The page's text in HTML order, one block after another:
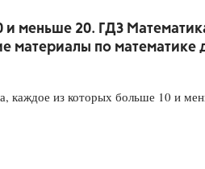
и меньше 20. ГДЗ
материалы по математике
каждое из которых больше 10 и